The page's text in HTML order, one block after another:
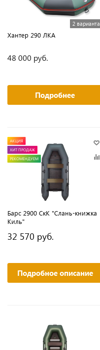
2 варианта
Хантер 290 ЛКА
48 000 руб.
Подробнее
АКЦИЯ
ХИТ ПРОДАЖ
РЕКОМЕНДУЕМ
Барс 2900 СкК "Слань-книжка
Киль"
32 570 руб.
Подробное описание